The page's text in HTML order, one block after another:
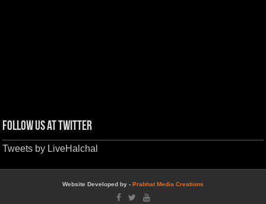
Follow us at Twitter
Tweets by LiveHalchal
Website Developed by - Prabhat Media Creations